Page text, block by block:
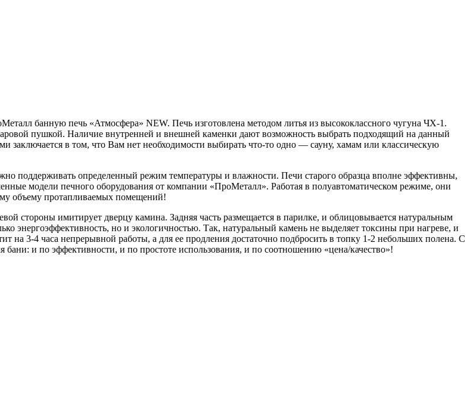
банную печь «Атмосфера» NEW. Печь изготовлена методом литья из высококлассного чугуна ЧХ-1.
пушкой. Наличие внутренней и внешней каменки дают возможность выбрать подходящий на данный
заключается в том, что Вам нет необходимости выбирать что-то одно — сауну, хамам или классическую
поддерживать определенный режим температуры и влажности. Печи старого образца вполне эффективны,
модели печного оборудования от компании «ПроМеталл». Работая в полуавтоматическом режиме, они
объему протапливаемых помещений!
стороны имитирует дверцу камина. Задняя часть размещается в парилке, и облицовывается натуральным
энергоэффективность, но и экологичностью. Так, натуральный камень не выделяет токсины при нагреве, и
на 3-4 часа непрерывной работы, а для ее продления достаточно подбросить в топку 1-2 небольших полена. С
и по эффективности, и по простоте использования, и по соотношению «цена/качество»!